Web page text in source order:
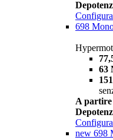
Configura
698
63
A partire
Configura
new 698